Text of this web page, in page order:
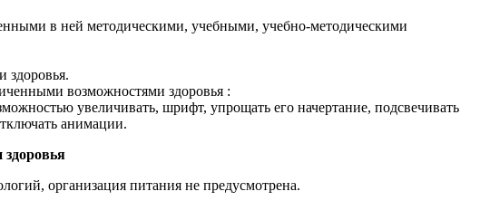
в ней методическими, учебными, учебно-методическими
здоровья.
возможностями здоровья :
увеличивать, шрифт, упрощать его начертание, подсвечивать
анимации.
организация питания не предусмотрена.